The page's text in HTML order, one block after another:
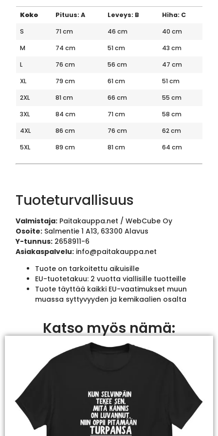
Koko Pituus: A Leveys: B
Hiha: C
S
71 cm 46 cm
40 cm
M
74 cm 51 cm
43 cm
L
76 cm 56 cm
47 cm
XL
79 cm 61 cm
51 cm
2XL
81 cm 66 cm
55 cm
3XL
84 cm 71 cm
58 cm
4XL
86 cm 76 cm
62 cm
5XL
89 cm 81 cm 64 cm
Tuoteturvallisuus
Valmistaja: Paitakauppa.net / WebCube Oy
Osoite: Salmentie 1 A13, 63300 Alavus
Y-tunnus: 2658911-6
Asiakaspalvelu: info@paitakauppa.net
Tuote on tarkoitettu aikuisille
EU-tuotetakuu: 2 vuotta viallisille tuotteille
Tuote täyttää kaikki EU-vaatimukset muun
muassa syttyvyyden ja kemikaalien osalta
Katso myös nämä: